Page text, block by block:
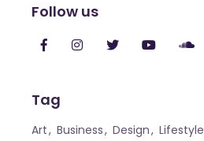
Follow us
Tag
Art Business Design Lifestyle